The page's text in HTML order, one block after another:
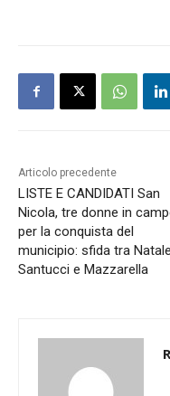
Articolo precedente
LISTE E CANDIDATI San
Nicola, tre donne in
per la conquista del
municipio: sfida tra
Santucci e Mazzarella